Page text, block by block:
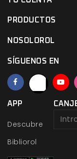
PRODUCTOS
NOSOLOROL
SÍGUENOS EN
APP
Descubre
Bibliorol